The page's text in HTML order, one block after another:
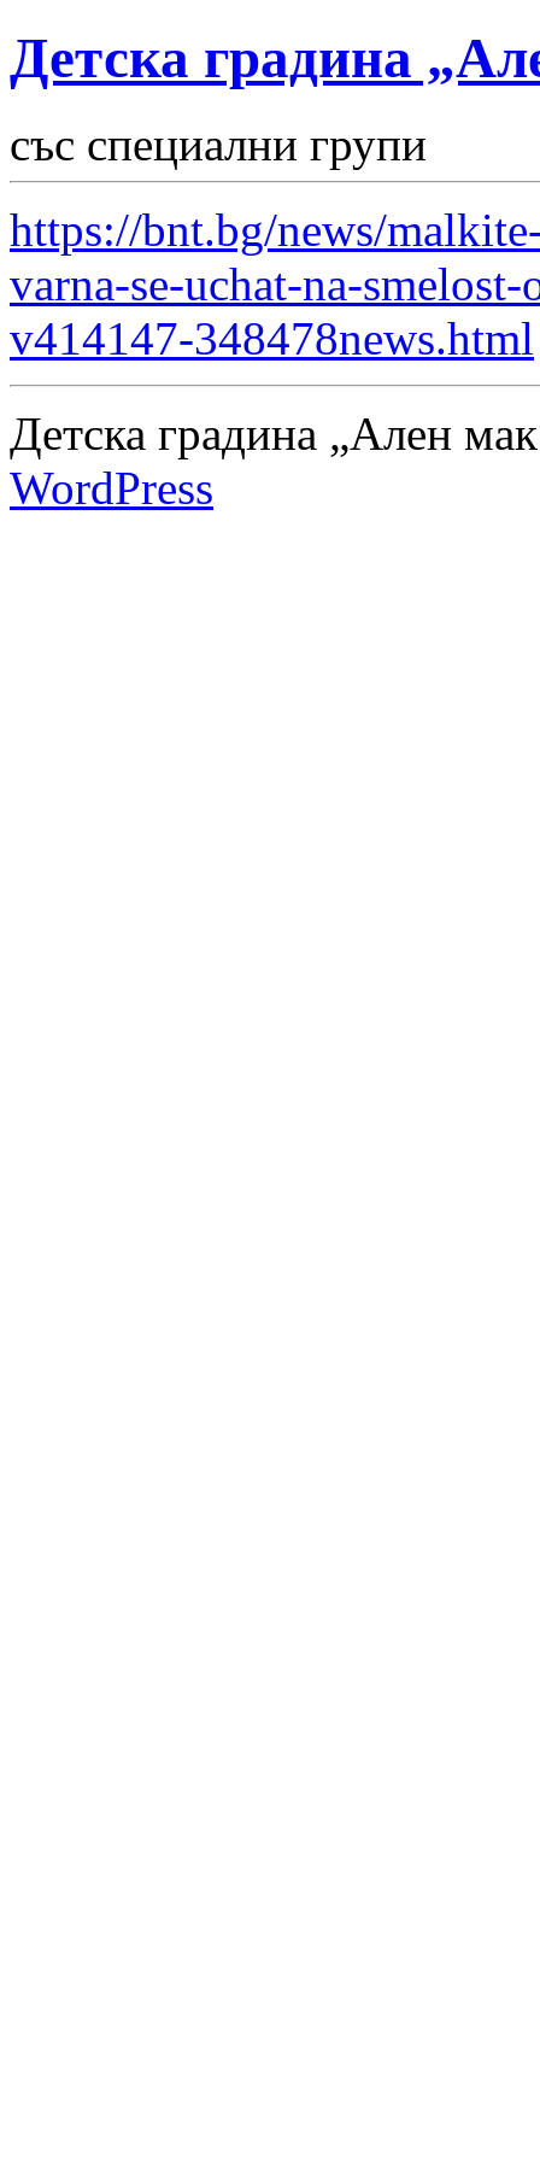
Детска градина
със специални групи
https://bnt.bg/news/
varna-se-uchat-na-
v414147-348478news.html
Детска градина „Ален
WordPress